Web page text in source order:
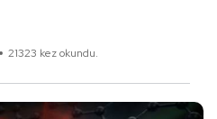
21323 kez okundu.